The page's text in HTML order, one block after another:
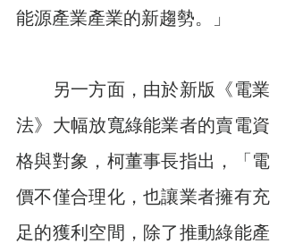
能源產業產業的新趨勢。」
另一方面，由於新版《電業
法》大幅放寬綠能業者的賣電資
格與對象，柯董事長指出，「電
價不僅合理化，也讓業者擁有充
足的獲利空間，除了推動綠能產